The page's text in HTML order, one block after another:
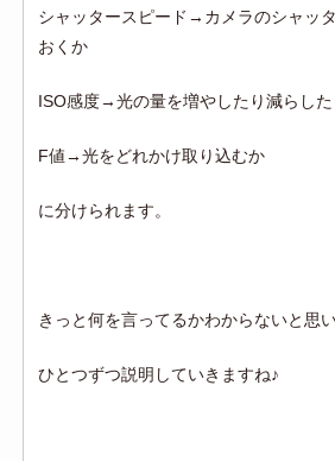
シャッタースピード→カメラのシャッ
おくか
ISO感度→光の量を増やしたり減らした
F値→光をどれかけ取り込むか
に分けられます。
きっと何を言ってるかわからないと思い
ひとつずつ説明していきますね♪